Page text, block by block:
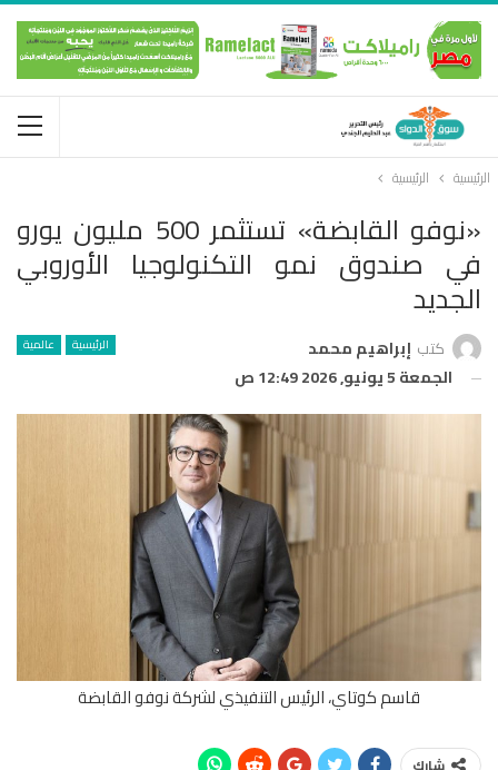
الرئيسية الرئيسية
«نوفو القابضة» تستثمر 500 مليون يورو
في صندوق نمو التكنولوجيا الأوروبي
الجديد
الرئيسية عالمية كتب إبراهيم محمد
الجمعة 5 يونيو, 2026 12:49 ص
قاسم كوتاي، الرئيس التنفيذي لشركة نوفو القابضة
شارك